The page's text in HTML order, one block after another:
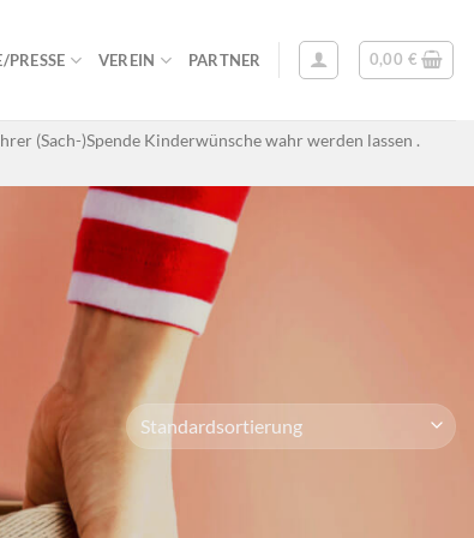
PRESSE VEREIN PARTNER 0,00 €
(Sach-)Spende Kinderwünsche wahr werden lassen .